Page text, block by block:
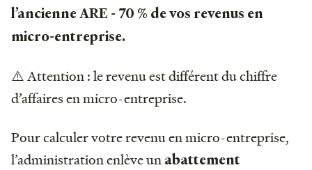
l’ancienne ARE - 70 % de vos revenus en
micro-entreprise.
⚠️ Attention : le revenu est différent du chiffre
d’affaires en micro-entreprise.
Pour calculer votre revenu en micro-entreprise,
l’administration enlève un abattement